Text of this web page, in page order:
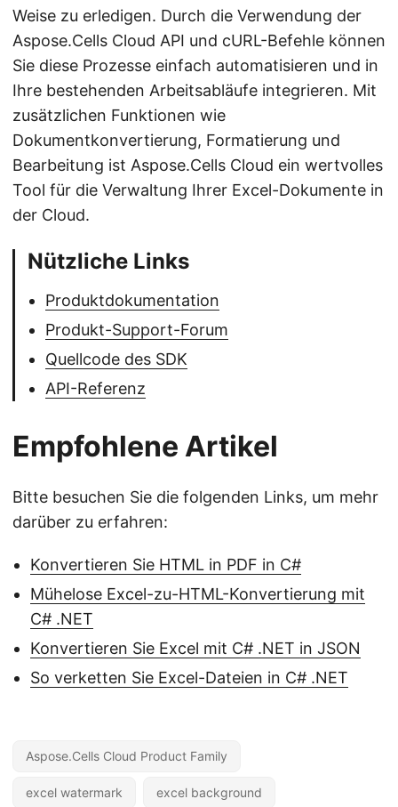
Weise zu erledigen. Durch die Verwendung der
Aspose.Cells Cloud API und cURL-Befehle können
Sie diese Prozesse einfach automatisieren und in
Ihre bestehenden Arbeitsabläufe integrieren. Mit
zusätzlichen Funktionen wie
Dokumentkonvertierung, Formatierung und
Bearbeitung ist Aspose.Cells Cloud ein wertvolles
Tool für die Verwaltung Ihrer Excel-Dokumente in
der Cloud.
Nützliche Links
Produktdokumentation
Produkt-Support-Forum
Quellcode des SDK
API-Referenz
Empfohlene Artikel
Bitte besuchen Sie die folgenden Links, um mehr
darüber zu erfahren:
Konvertieren Sie HTML in PDF in C#
Mühelose Excel-zu-HTML-Konvertierung mit
C# .NET
Konvertieren Sie Excel mit C# .NET in JSON
So verketten Sie Excel-Dateien in C# .NET
Aspose.Cells Cloud Product Family
excel watermark excel background